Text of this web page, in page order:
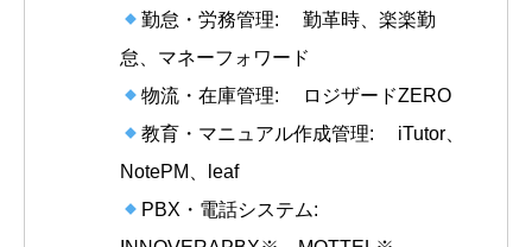
勤怠・労務管理: 勤革時、楽楽勤
怠、マネーフォワード
物流・在庫管理: ロジザードZERO
教育・マニュアル作成管理: iTutor、
NotePM、leaf
PBX・電話システム: